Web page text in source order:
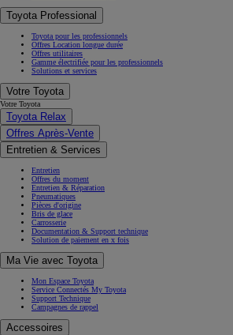
Toyota Professional
Toyota pour les professionnels
Offres Location longue durée
Offres utilitaires
Gamme électrifiée pour les professionnels
Solutions et services
Votre Toyota
Votre Toyota
Toyota Relax
Offres Après-Vente
Entretien & Services
Entretien
Offres du moment
Entretien & Réparation
Pneumatiques
Pièces d'origine
Bris de glace
Carrosserie
Documentation & Support technique
Solution de paiement en x fois
Ma Vie avec Toyota
Mon Espace Toyota
Service Connectés My Toyota
Support Technique
Campagnes de rappel
Accessoires